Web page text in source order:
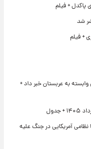
پاکدل + فیلم
شد
+ فیلم
به عربستان خبر داد +
آمریکایی در جنگ علیه